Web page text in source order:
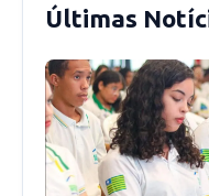
Municipal
“Projeto
disponibilizou
Bolsa Família,
Identidade,
idoso, Carteira
Últimas